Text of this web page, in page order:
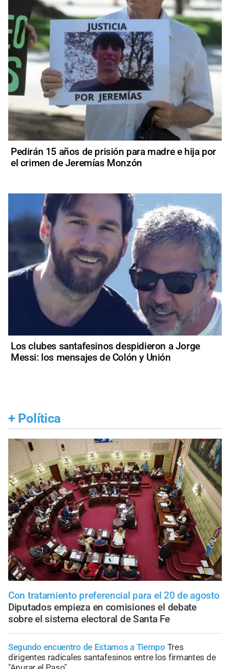
Pedirán 15 años de prisión para madre e hija por
el crimen de Jeremías Monzón
Los clubes santafesinos despidieron a Jorge
Messi: los mensajes de Colón y Unión
+ Política
Con tratamiento preferencial para el 20 de agosto
Diputados empieza en comisiones el debate
sobre el sistema electoral de Santa Fe
Segundo encuentro de Estamos a Tiempo Tres
dirigentes radicales santafesinos entre los firmantes de